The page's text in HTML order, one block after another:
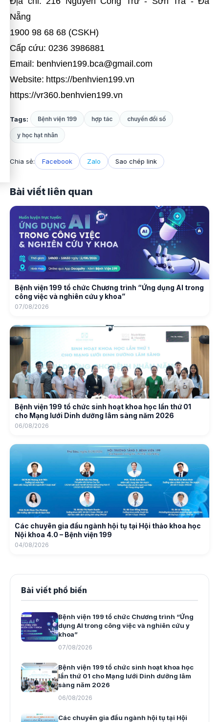
Nẵng
1900 98 68 68 (CSKH)
Cấp cứu: 0236 3986881
Email: benhvien199.bca@gmail.com
Website: https://benhvien199.vn
https://vr360.benhvien199.vn
Tags: Bệnh viện 199 hợp tác chuyển đổi số
y học hạt nhân
Chia sẻ: Facebook Zalo Sao chép link
Bài viết liên quan
Bệnh viện 199 tổ chức Chương trình “Ứng dụng AI trong
công việc và nghiên cứu y khoa”
07/08/2026
Bệnh viện 199 tổ chức sinh hoạt khoa học lần thứ 01
cho Mạng lưới Dinh dưỡng lâm sàng năm 2026
06/08/2026
Các chuyên gia đầu ngành hội tụ tại Hội thảo khoa học
Nội khoa 4.0 – Bệnh viện 199
04/08/2026
Bài viết phổ biến
Bệnh viện 199 tổ chức Chương trình “Ứng
dụng AI trong công việc và nghiên cứu y
khoa”
07/08/2026
Bệnh viện 199 tổ chức sinh hoạt khoa học
lần thứ 01 cho Mạng lưới Dinh dưỡng lâm
sàng năm 2026
06/08/2026
Các chuyên gia đầu ngành hội tụ tại Hội